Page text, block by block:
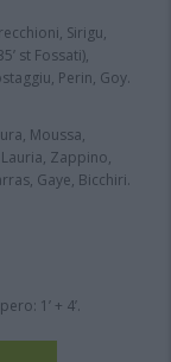
Sirigu,
st Fossati),
Perin, Goy.
Moussa,
Lauria, Zappino,
Gaye, Bicchiri.
1’ + 4’.